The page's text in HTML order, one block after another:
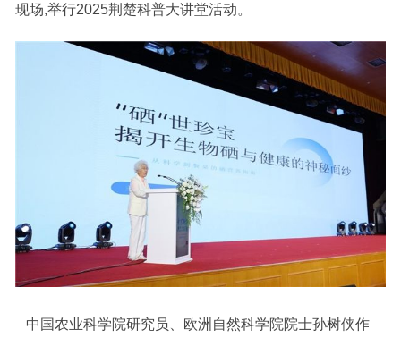
现场,举行2025荆楚科普大讲堂活动。
中国农业科学院研究员、欧洲自然科学院院士孙树侠作